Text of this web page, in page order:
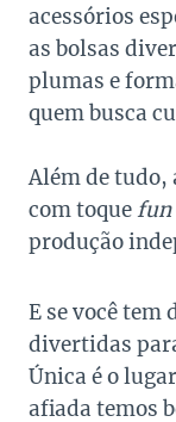
acessórios
as bolsas
plumas e
quem busca
Além de tudo,
com toquefun
produção
E se você tem
divertidas
Única é o
afiada temos